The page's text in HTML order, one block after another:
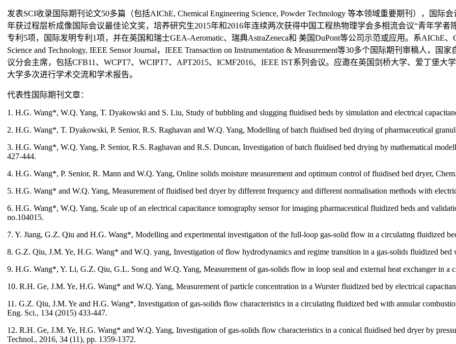
发表SCI收录国际期刊论文50多篇（包括AIChE, Chemical Engineering Science, Powder Technology 等本领域重要期刊），国际
年获过程层析成像国际会议最佳论文奖，培养研究生2015年和2016年连续两次获得中国工程热物理学会多相流会议“青年学者
专利5项，国际发明专利1项，并在英国和瑞士GEA-Aeromatic、瑞典AstraZeneca和 美国DuPont等公司示范或应用。系AIChE、
Science and Technology, IEEE Sensor Journal，IEEE Transaction on Instrumentation & Measurement等30多个国际期刊审稿人，
议分会主席，包括CFB11、WCPT7、WCIPT7、APT2015、ICMF2016、IEEE IST系列会议。应邀在英国剑桥大学、爱丁堡
大学多次进行学术交流和学术报告。
代表性国际期刊文章：
1. H.G. Wang*, W.Q. Yang, T. Dyakowski and S. Liu, Study of bubbling and slugging fluidised beds by simulation and electrical
2. H.G. Wang*, T. Dyakowski, P. Senior, R.S. Raghavan and W.Q. Yang, Modelling of batch fluidised bed drying of pharmaceutical
3. H.G. Wang*, W.Q. Yang, P. Senior, R.S. Raghavan and R.S. Duncan, Investigation of batch fluidised bed drying by mathematical
427-444.
4. H.G. Wang*, P. Senior, R. Mann and W.Q. Yang, Online solids moisture measurement and optimum control of fluidised bed dryer,
5. H.G. Wang* and W.Q. Yang, Measurement of fluidised bed dryer by different frequency and different normalisation methods with
6. H.G. Wang*, W.Q. Yang, Scale up of an electrical capacitance tomography sensor for imaging pharmaceutical fluidized beds and
no.104015.
7. Y. Jiang, G.Z. Qiu and H.G. Wang*, Modelling and experimental investigation of the full-loop gas-solid flow in a circulating fluidized
8. G.Z. Qiu, J.M. Ye, H.G. Wang* and W.Q. yang, Investigation of flow hydrodynamics and regime transition in a gas-solids fluidized
9. H.G. Wang*, Y. Li, G.Z. Qiu, G.L. Song and W.Q. Yang, Measurement of gas-solids flow in loop seal and external heat exchanger in
10. R.H. Ge, J.M. Ye, H.G. Wang* and W.Q. Yang, Measurement of particle concentration in a Wurster fluidized bed by electrical
11. G.Z. Qiu, J.M. Ye and H.G. Wang*, Investigation of gas-solids flow characteristics in a circulating fluidized bed with annular
Eng. Sci., 134 (2015) 433-447.
12. R.H. Ge, J.M. Ye, H.G. Wang* and W.Q. Yang, Investigation of gas-solids flow characteristics in a conical fluidised bed dryer by
Technol., 2016, 34 (11), pp. 1359-1372.